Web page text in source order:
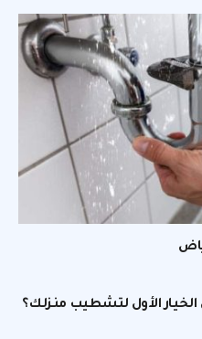
الخيار الأول لتشطيب منزلك؟